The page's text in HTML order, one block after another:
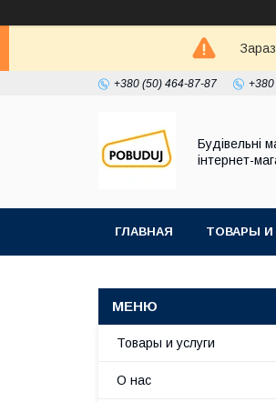
+380 (50) 464-87-87
Будівельні
інтернет-
ГЛАВНАЯ ТОВАРЫ И
Товары и услуги
О нас